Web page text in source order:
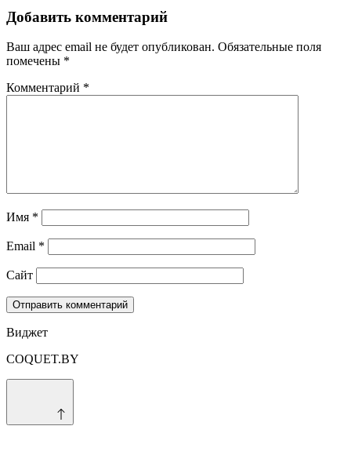
Добавить комментарий
Ваш адрес email не будет опубликован. Обязательные поля
помечены *
Комментарий *
Имя *
Email *
Сайт
Виджет
COQUET.BY